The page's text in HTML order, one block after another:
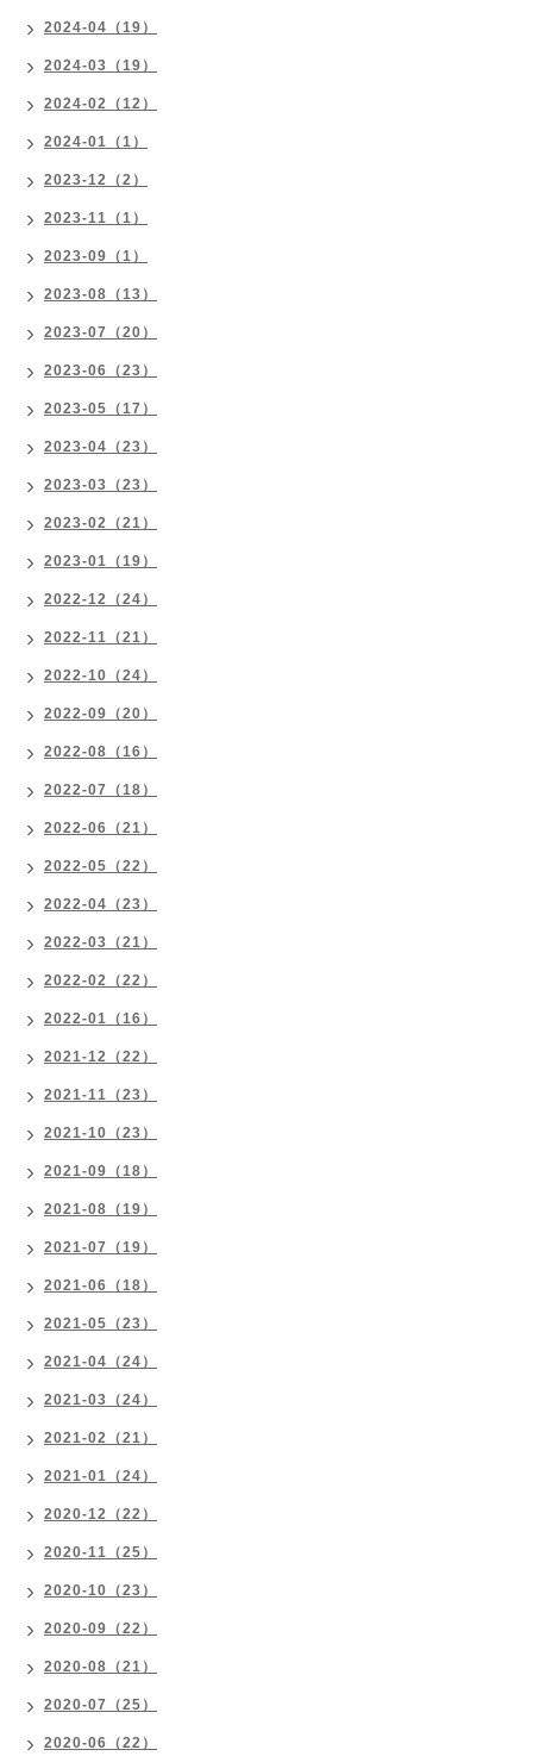
2024-04（19）
2024-03（19）
2024-02（12）
2024-01（1）
2023-12（2）
2023-11（1）
2023-09（1）
2023-08（13）
2023-07（20）
2023-06（23）
2023-05（17）
2023-04（23）
2023-03（23）
2023-02（21）
2023-01（19）
2022-12（24）
2022-11（21）
2022-10（24）
2022-09（20）
2022-08（16）
2022-07（18）
2022-06（21）
2022-05（22）
2022-04（23）
2022-03（21）
2022-02（22）
2022-01（16）
2021-12（22）
2021-11（23）
2021-10（23）
2021-09（18）
2021-08（19）
2021-07（19）
2021-06（18）
2021-05（23）
2021-04（24）
2021-03（24）
2021-02（21）
2021-01（24）
2020-12（22）
2020-11（25）
2020-10（23）
2020-09（22）
2020-08（21）
2020-07（25）
2020-06（22）